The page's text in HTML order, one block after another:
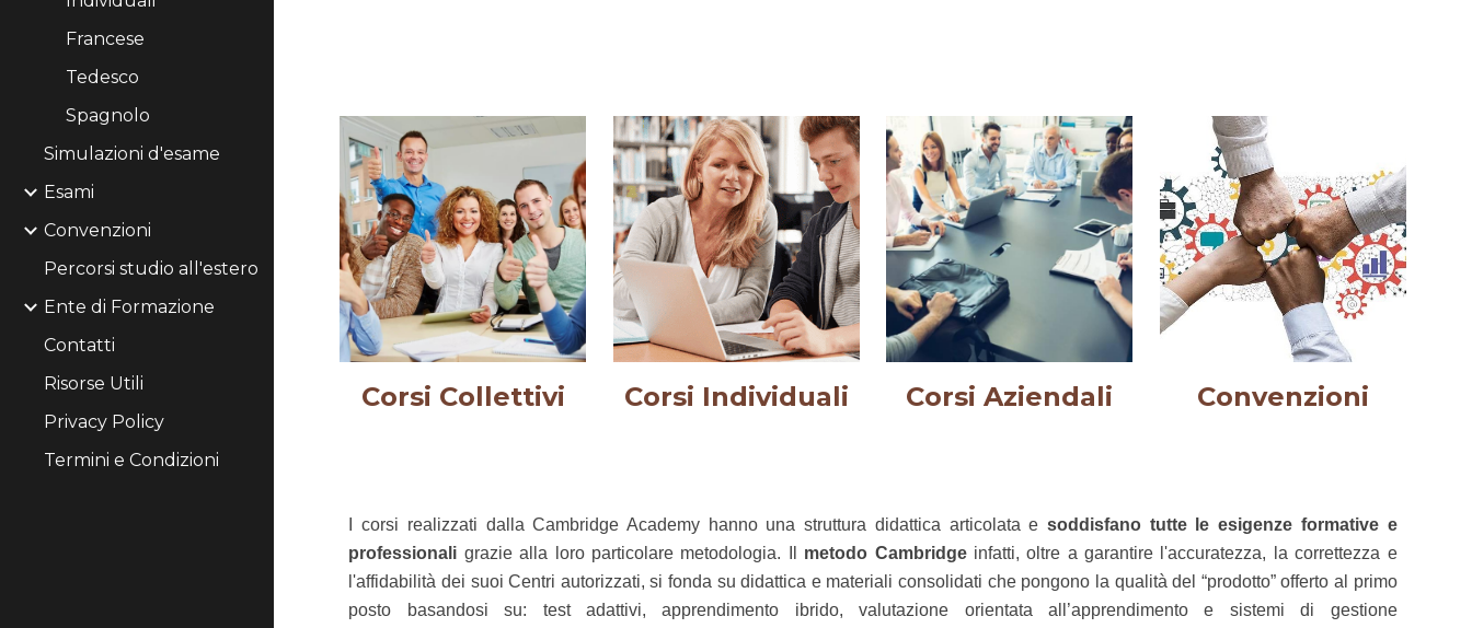
Francese
Tedesco
Spagnolo
Simulazioni d'esame
Esami
Convenzioni
Percorsi studio all'estero
Ente di Formazione
Contatti
Risorse Utili
Privacy Policy
Termini e Condizioni
Corsi Collettivi Corsi Individuali Corsi Aziendali Convenzioni
I corsi realizzati dalla Cambridge Academy hanno una struttura didattica articolata e soddisfano tutte le esigenze formative e
professionali grazie alla loro particolare metodologia. Il metodo Cambridgeinfatti, oltre a garantire l'accuratezza, la correttezza e
l'affidabilità dei suoi Centri autorizzati, si fonda su didattica e materiali consolidati che pongono la qualità del “prodotto” offerto al primo
posto basandosi su: test adattivi, apprendimento ibrido, valutazione orientata all’apprendimento e sistemi di gestione